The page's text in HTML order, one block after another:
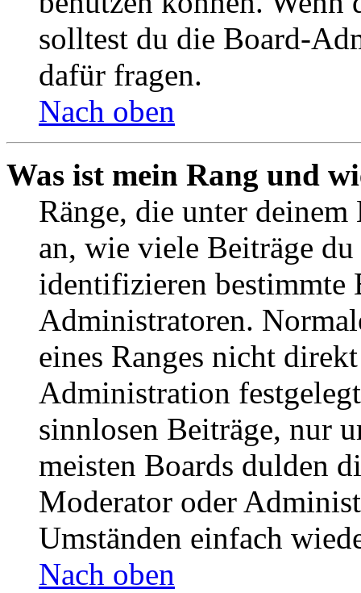
solltest du die Board-
dafür fragen.
Nach oben
Was ist mein Rang und
Ränge, die unter deinem
an, wie viele Beiträge
identifizieren bestimmte
Administratoren.
eines Ranges nicht
Administration
sinnlosen Beiträge, nur
meisten Boards dulden
Moderator oder
Umständen einfach
Nach oben